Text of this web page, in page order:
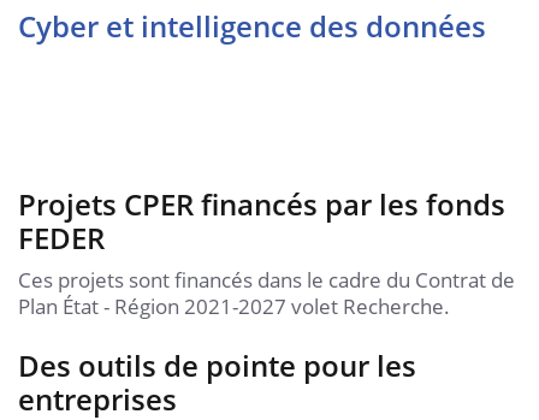
Cyber et intelligence des données
Projets CPER financés par les fonds
FEDER
Ces projets sont financés dans le cadre du Contrat de
Plan État - Région 2021-2027 volet Recherche.
Des outils de pointe pour les
entreprises